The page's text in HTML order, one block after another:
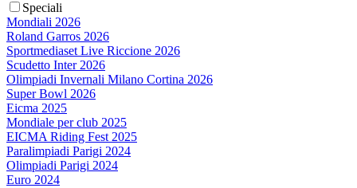
Speciali
Mondiali 2026
Roland Garros 2026
Sportmediaset Live Riccione 2026
Scudetto Inter 2026
Olimpiadi Invernali Milano Cortina 2026
Super Bowl 2026
Eicma 2025
Mondiale per club 2025
EICMA Riding Fest 2025
Paralimpiadi Parigi 2024
Olimpiadi Parigi 2024
Euro 2024